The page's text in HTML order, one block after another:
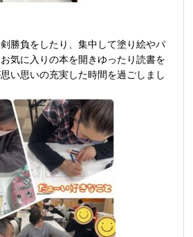
勝負をしたり、集中して塗り絵やパ
気に入りの本を開きゆったり読書を
い思いの充実した時間を過ごしまし